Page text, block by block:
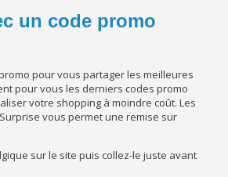
un code promo
pour vous partager les meilleures
pour vous les derniers codes promo
votre shopping à moindre coût. Les
vous permet une remise sur
sur le site puis collez-le juste avant